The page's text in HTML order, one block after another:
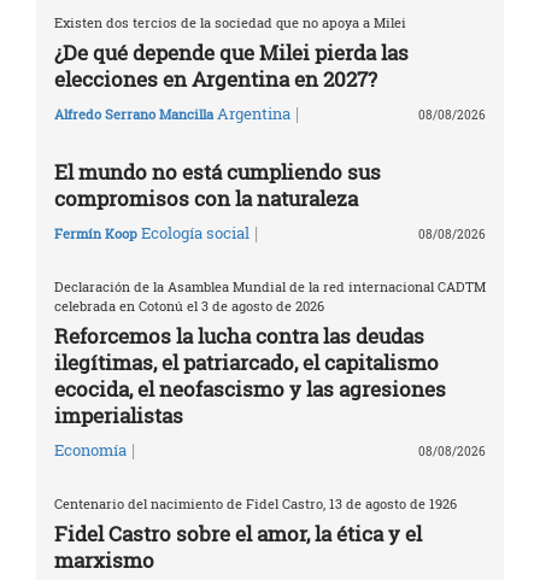
Existen dos tercios de la sociedad que no apoya a Milei
¿De qué depende que Milei pierda las
elecciones en Argentina en 2027?
Alfredo Serrano Mancilla Argentina | 08/08/2026
El mundo no está cumpliendo sus
compromisos con la naturaleza
Fermín Koop Ecología social | 08/08/2026
Declaración de la Asamblea Mundial de la red internacional CADTM
celebrada en Cotonú el 3 de agosto de 2026
Reforcemos la lucha contra las deudas
ilegítimas, el patriarcado, el capitalismo
ecocida, el neofascismo y las agresiones
imperialistas
Economía | 08/08/2026
Centenario del nacimiento de Fidel Castro, 13 de agosto de 1926
Fidel Castro sobre el amor, la ética y el
marxismo